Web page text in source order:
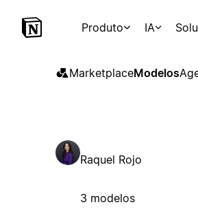
Produto IA
MarketplaceModelos
Raquel Rojo
3 modelos